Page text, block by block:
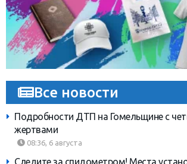
Все новости
Подробности ДТП на Гомельщине с
жертвами
08:36, 6 августа
Следите за спидометром! Места